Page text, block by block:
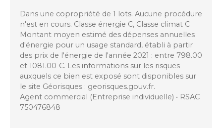
Dans une copropriété de 1 lots. Aucune procédure
n'est en cours. Classe énergie C, Classe climat C
Montant moyen estimé des dépenses annuelles
d'énergie pour un usage standard, établi à partir
des prix de l'énergie de l'année 2021 : entre 798.00
et 1081.00 €. Les informations sur les risques
auxquels ce bien est exposé sont disponibles sur
le site Géorisques : georisques.gouv.fr.
Agent commercial (Entreprise individuelle) • RSAC
750476848